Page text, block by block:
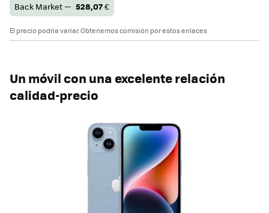
Back Market — 528,07€
El precio podría variar. Obtenemos comisión por estos enlaces
Un móvil con una excelente relación
calidad-precio